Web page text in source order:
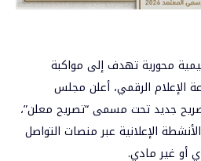
محورية تهدف إلى مواكبة
الإعلام الرقمي، أعلن مجلس
جديد تحت مسمى“تصريح معلن”،
الإعلانية عبر منصات التواصل
أو غير مادي.